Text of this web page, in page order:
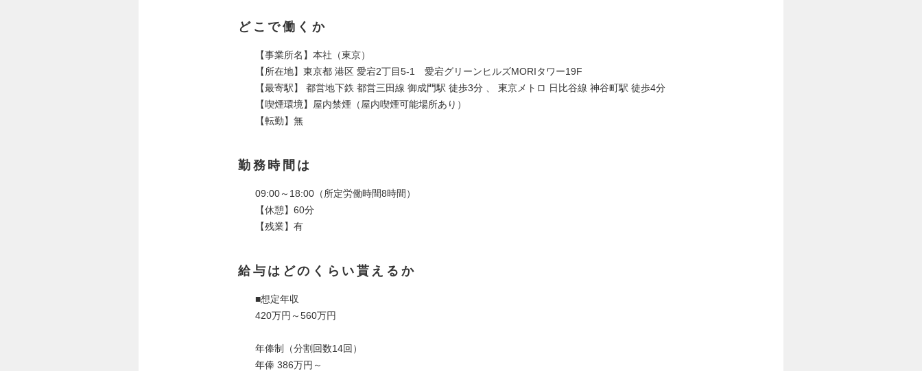
どこで働くか
【事業所名】本社（東京）
【所在地】東京都 港区 愛宕2丁目5-1 愛宕グリーンヒルズMORIタワー19F
【最寄駅】 都営地下鉄 都営三田線 御成門駅 徒歩3分 、 東京メトロ 日比谷線 神谷町駅 徒歩4分
【喫煙環境】屋内禁煙（屋内喫煙可能場所あり）
【転勤】無
勤務時間は
09:00～18:00（所定労働時間8時間）
【休憩】60分
【残業】有
給与はどのくらい貰えるか
■想定年収
420万円～560万円
年俸制（分割回数14回）
年俸 386万円～